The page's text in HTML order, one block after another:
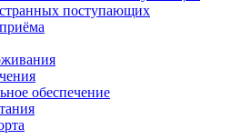
поступающих
обеспечение